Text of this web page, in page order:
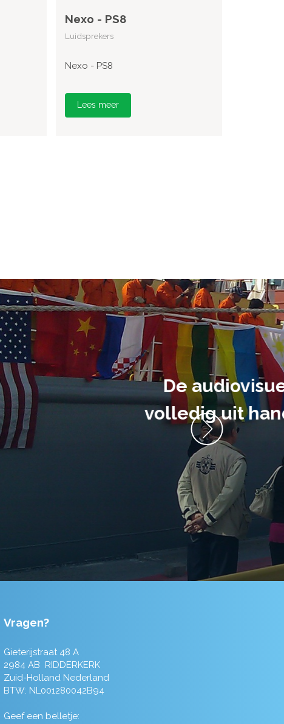
Nexo - PS8
Luidsprekers
Nexo - PS8
Lees meer
heb ik
Alles
Vragen?
Gieterijstraat 48 A
2984 AB RIDDERKERK
Zuid-Holland Nederland
BTW: NL001280042B94
Geef een belletje: